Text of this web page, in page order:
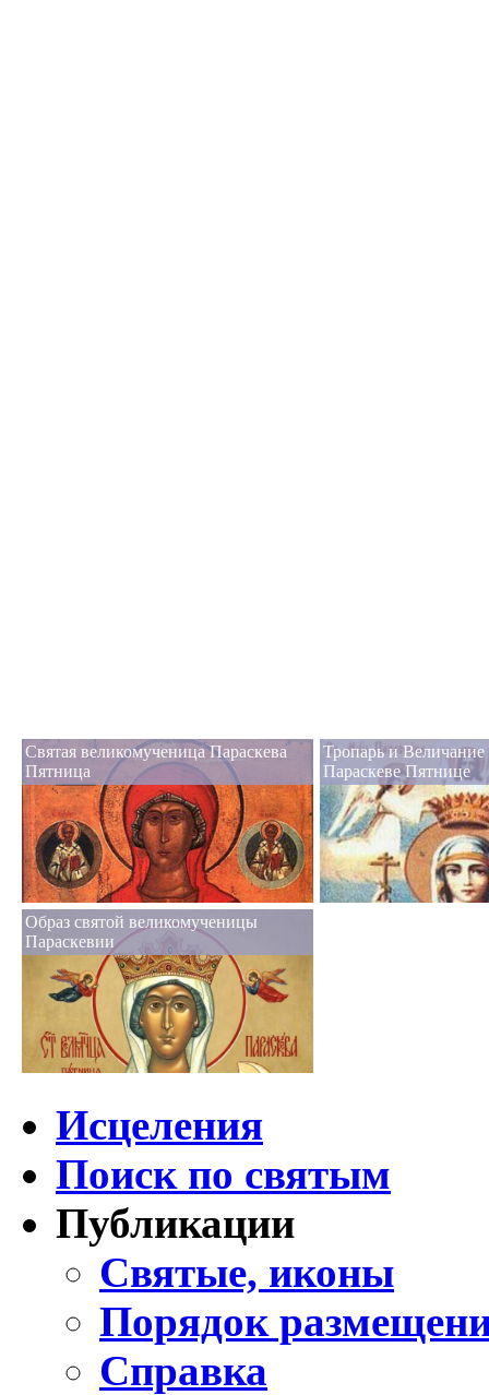
Святая великомученица Параскева
Пятница
Тропарь и Величание
Параскеве Пятнице
Образ святой великомученицы
Параскевии
Исцеления
Поиск по святым
Публикации
Святые, иконы
Порядок
Справка